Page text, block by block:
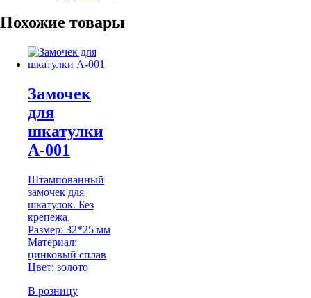
Похожие товары
Замочек
для
шкатулки
А-001
Штампованный
замочек для
шкатулок. Без
крепежа.
Размер: 32*25 мм
Материал:
цинковый сплав
Цвет: золото
В розницу